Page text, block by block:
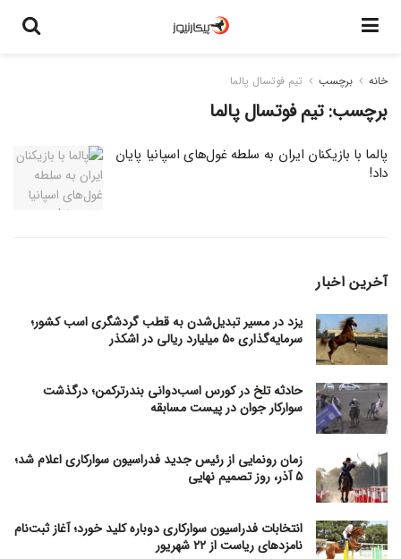
خانه برچسب تیم فوتسال پالما
برچسب:تیم فوتسال پالما
پالما با بازیکنان ایران به سلطه غول‌های اسپانیا پایان
داد!
آخرین اخبار
یزد در مسیر تبدیل‌شدن به قطب گردشگری اسب کشور؛
سرمایه‌گذاری ۵۰ میلیارد ریالی در اشکذر
حادثه تلخ در کورس اسب‌دوانی بندرترکمن؛ درگذشت
سوارکار جوان در پیست مسابقه
زمان رونمایی از رئیس جدید فدراسیون سوارکاری اعلام شد؛
۵ آذر، روز تصمیم نهایی
انتخابات فدراسیون سوارکاری دوباره کلید خورد؛ آغاز ثبت‌نام
نامزدهای ریاست از ۲۲ شهریور